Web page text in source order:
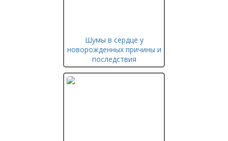
Шумы в сердце у
новорожденных причины и
последствия